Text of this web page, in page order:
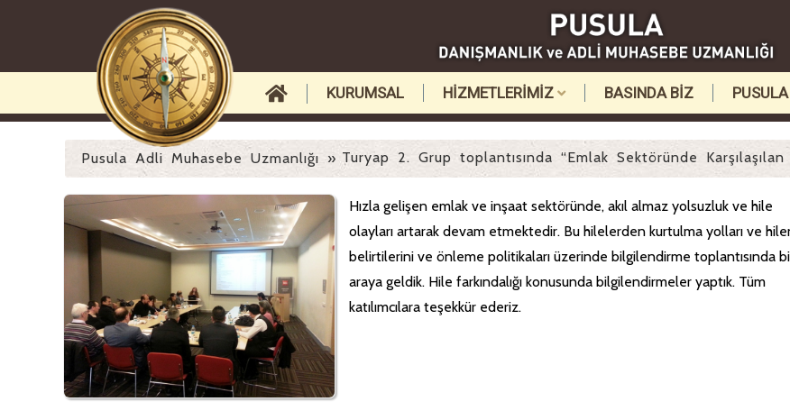
KURUMSAL HİZMETLERİMİZ BASINDA BİZ
Pusula Adli Muhasebe Uzmanlığı » Turyap 2. Grup toplantısında “Emlak Sektöründe
Hızla gelişen emlak ve inşaat sektöründe, akıl almaz yolsuzluk ve hile
olayları artarak devam etmektedir. Bu hilelerden kurtulma yolları ve
belirtilerini ve önleme politikaları üzerinde bilgilendirme toplantısında
araya geldik. Hile farkındalığı konusunda bilgilendirmeler yaptık. Tüm
katılımcılara teşekkür ederiz.